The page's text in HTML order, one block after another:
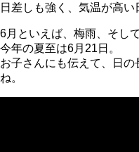
日差しも強く、気温が高い
6月といえば、梅雨、そし
今年の夏至は6月21日。
お子さんにも伝えて、日
ね。